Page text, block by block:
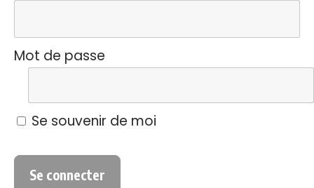
Mot de passe
Se souvenir de moi